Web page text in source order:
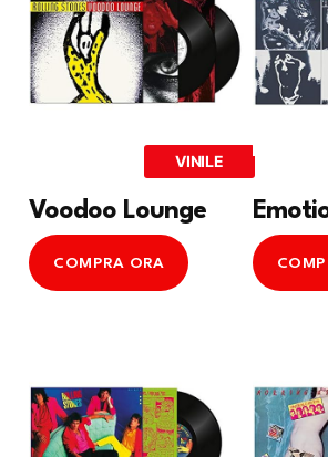
VINILE
Voodoo Lounge
COMPRA ORA